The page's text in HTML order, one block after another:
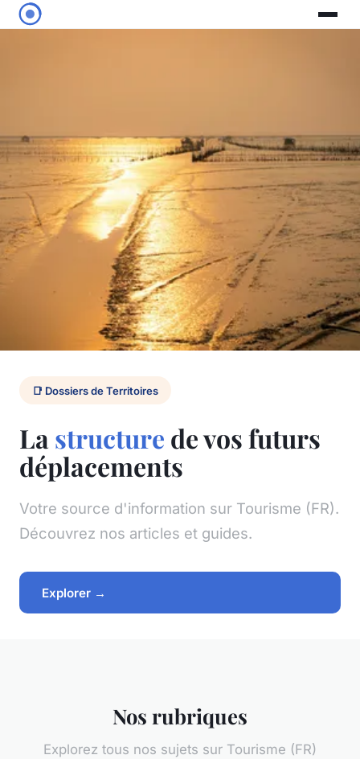
📑 Dossiers de Territoires
Lastructure de vos futurs
déplacements
Votre source d'information sur Tourisme (FR).
Découvrez nos articles et guides.
Explorer →
Nos rubriques
Explorez tous nos sujets sur Tourisme (FR)